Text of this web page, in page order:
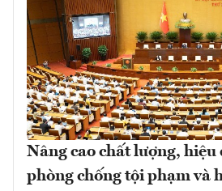
Nâng cao chất lượng, hiệu
phòng chống tội phạm và